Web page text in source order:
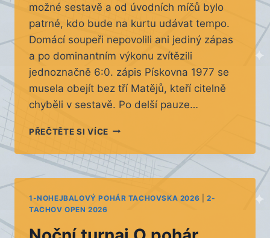
možné sestavě a od úvodních míčů bylo
patrné, kdo bude na kurtu udávat tempo.
Domácí soupeři nepovolili ani jediný zápas
a po dominantním výkonu zvítězili
jednoznačně 6:0. zápis Pískovna 1977 se
musela obejít bez tří Matějů, kteří citelně
chyběli v sestavě. Po delší pauze…
PŘEČTĚTE SI VÍCEDOHRÁVKY
1-NOHEJBALOVÝ POHÁR TACHOVSKA 2026 |2-
TACHOV OPEN 2026